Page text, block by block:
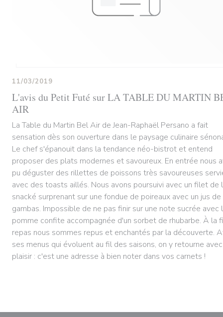
L'avis du Petit Futé sur LA TABLE DU MARTIN
AIR
11/03/2019
La Table du Martin Bel Air de Jean-Raphaël Persano a fait
sensation dès son ouverture dans le paysage culinaire
Le chef s'épanouit dans la tendance néo-bistrot et entend
proposer des plats modernes et savoureux. En entrée nous
pu déguster des rillettes de poissons très savoureuses
avec des toasts aillés. Nous avons poursuivi avec un filet de
snacké surprenant sur une fondue de poireaux avec un jus de
gambas. Impossible de ne pas finir sur une note sucrée avec
pomme confite accompagnée d'un sorbet de rhubarbe. À la
repas nous sommes repus et enchantés par la découverte.
ses menus qui évoluent au fil des saisons, on y retourne avec
plaisir : c'est une adresse à bien noter dans vos carnets !